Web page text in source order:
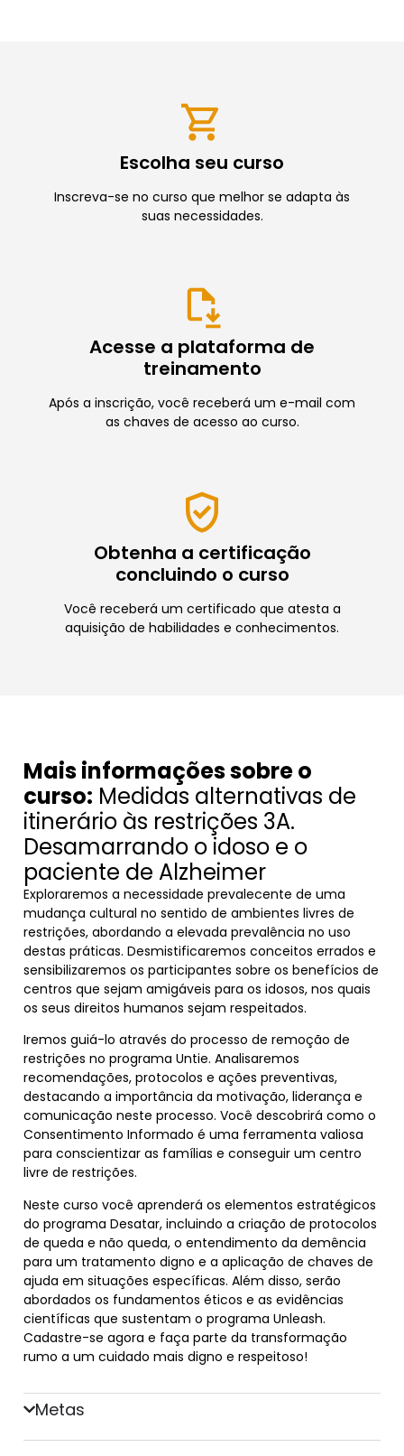
Escolha seu curso
Inscreva-se no curso que melhor se adapta às
suas necessidades.
Acesse a plataforma de
treinamento
Após a inscrição, você receberá um e-mail com
as chaves de acesso ao curso.
Obtenha a certificação
concluindo o curso
Você receberá um certificado que atesta a
aquisição de habilidades e conhecimentos.
Mais informações sobre o
curso: Medidas alternativas de
itinerário às restrições 3A.
Desamarrando o idoso e o
paciente de Alzheimer
Exploraremos a necessidade prevalecente de uma
mudança cultural no sentido de ambientes livres de
restrições, abordando a elevada prevalência no uso
destas práticas. Desmistificaremos conceitos errados e
sensibilizaremos os participantes sobre os benefícios de
centros que sejam amigáveis para os idosos, nos quais
os seus direitos humanos sejam respeitados.
Iremos guiá-lo através do processo de remoção de
restrições no programa Untie. Analisaremos
recomendações, protocolos e ações preventivas,
destacando a importância da motivação, liderança e
comunicação neste processo. Você descobrirá como o
Consentimento Informado é uma ferramenta valiosa
para conscientizar as famílias e conseguir um centro
livre de restrições.
Neste curso você aprenderá os elementos estratégicos
do programa Desatar, incluindo a criação de protocolos
de queda e não queda, o entendimento da demência
para um tratamento digno e a aplicação de chaves de
ajuda em situações específicas. Além disso, serão
abordados os fundamentos éticos e as evidências
científicas que sustentam o programa Unleash.
Cadastre-se agora e faça parte da transformação
rumo a um cuidado mais digno e respeitoso!
Metas